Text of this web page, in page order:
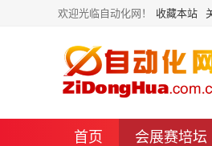
欢迎光临自动化网！ 收藏本站
首页 会展赛培坛